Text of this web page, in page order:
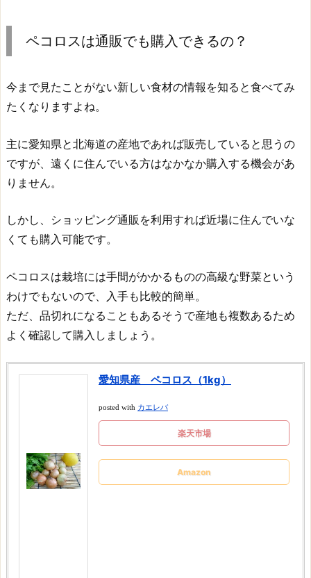
ペコロスは通販でも購入できるの？
今まで見たことがない新しい食材の情報を知ると食べてみ
たくなりますよね。
主に愛知県と北海道の産地であれば販売していると思うの
ですが、遠くに住んでいる方はなかなか購入する機会があ
りません。
しかし、ショッピング通販を利用すれば近場に住んでいな
くても購入可能です。
ペコロスは栽培には手間がかかるものの高級な野菜という
わけでもないので、入手も比較的簡単。
ただ、品切れになることもあるそうで産地も複数あるため
よく確認して購入しましょう。
愛知県産 ペコロス（1kg）
posted with カエレバ
楽天市場
Amazon